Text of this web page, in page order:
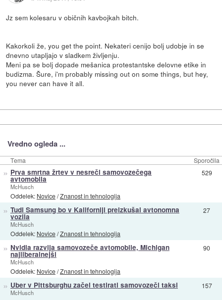
Jz sem kolesaru v običnih kavbojkah bitch.
Kakorkoli že, you get the point. Nekateri cenijo bolj udobje in se
dnevno utapljajo v sladkem življenju.
Meni pa se bolj dopade mešanica protestantske delovne etike in
budizma. Šure, i'm probably missing out on some things, but hey,
you never can have it all.
Vredno ogleda ...
Tema Sporočila
» Prva smrtna žrtev v nesreči samovozečega
avtomobila
McHusch
Oddelek: Novice/Znanost in tehnologija
529
» Tudi Samsung bo v Kaliforniji preizkušal avtonomna
vozila
McHusch
Oddelek: Novice/Znanost in tehnologija
27
» Nvidia razvija samovozeče avtomobile, Michigan
najliberalnejši
McHusch
Oddelek: Novice/Znanost in tehnologija
90
» Uber v Pittsburghu začel testirati samovozeči taksi
McHusch
157